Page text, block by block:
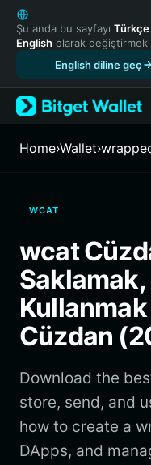
English
日本語
Tiếng Việt
Español (Latinoamérica)
Türkçe
Français
繁體中文
Bahasa Indonesia
ภาษาไทย
हिन्दी
Español
Português (Brasil)
Şu anda bu sayfayı Türkçe
English olarak değiştirmek
English diline geç
Home›Wallet›
WCAT
wcat
Cüzdan
Download the
store, send, and
how to create a
DApps, and